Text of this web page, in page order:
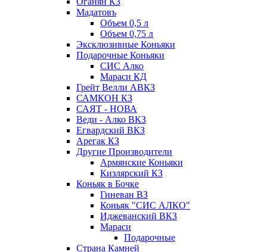
Мадатовъ
Объем 0,5 л
Объем 0,75 л
Эксклюзивные Коньяки
Подарочные Коньяки
СИС Алко
Мараси КД
Грейт Велли АВКЗ
САМКОН КЗ
САЯТ - НОВА
Веди - Алко ВКЗ
Егвардский ВКЗ
Арегак КЗ
Другие Производители
Армянские Коньяки
Кизлярский КЗ
Коньяк в Бочке
Гиневан ВЗ
Коньяк "СИС АЛКО"
Иджеванский ВКЗ
Мараси
Подарочные
Страна Камней